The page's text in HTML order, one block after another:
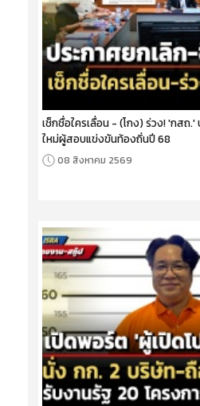
เช็กชื่อใครเลื่อน - (โกง) ร่วง! 'กสถ
ใหม่ผู้สอบแข่งขันท้องถิ่นปี 68
08 สิงหาคม 2569